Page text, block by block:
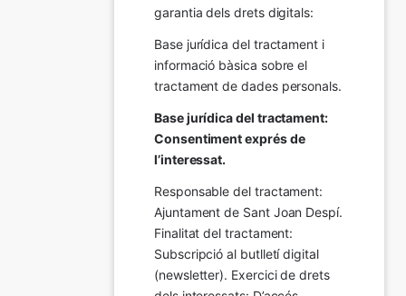
garantia dels drets digitals:
Base jurídica del tractament i
informació bàsica sobre el
tractament de dades personals.
Base jurídica del tractament:
Consentiment exprés de
l’interessat.
Responsable del tractament:
Ajuntament de Sant Joan Despí.
Finalitat del tractament:
Subscripció al butlletí digital
(newsletter). Exercici de drets